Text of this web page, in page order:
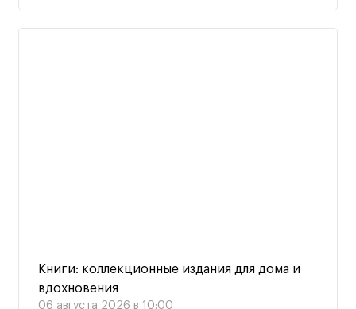
Книги: коллекционные издания для дома и
вдохновения
06 августа 2026 в 10:00